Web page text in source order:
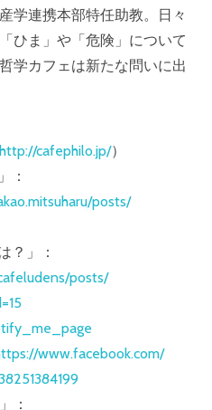
学連携本部特任助教。日々
ひま」や「危険」について
学カフェは新たな問いに出
http://cafephilo.jp/）
：
posts/
？」：
posts/
ify_me_page
www.facebook.com/
：